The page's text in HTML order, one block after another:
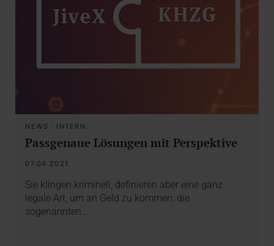
NEWS · INTERN
Passgenaue Lösungen mit Perspektive
07.04.2021
Sie klingen kriminell, definieren aber eine ganz
legale Art, um an Geld zu kommen: die
sogenannten…